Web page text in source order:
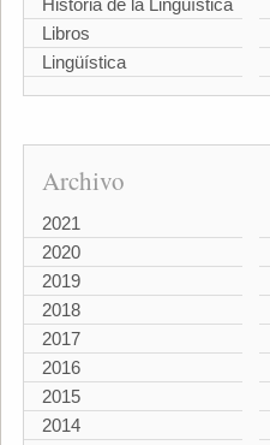
Historia de la Lingüística
Libros
Lingüística
Archivo
2021
2020
2019
2018
2017
2016
2015
2014